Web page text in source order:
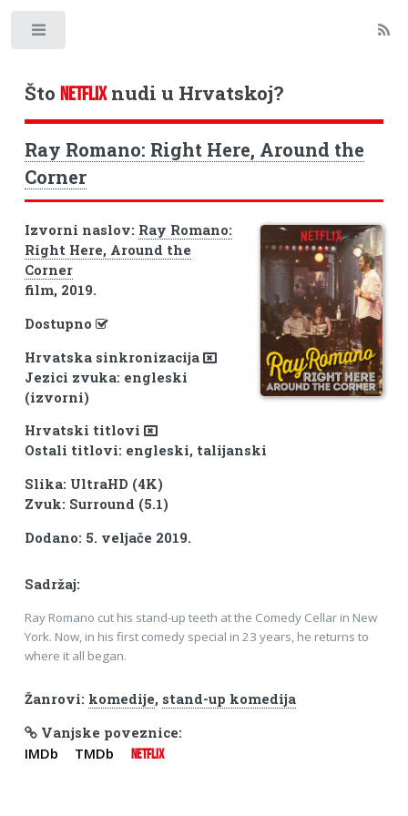
Što NETFLIXnudi u Hrvatskoj?
Ray Romano: Right Here, Around the
Corner
Izvorni naslov: Ray Romano:
Right Here, Around the
Corner
film, 2019.
Dostupno
Hrvatska sinkronizacija
Jezici zvuka: engleski
(izvorni)
Hrvatski titlovi
Ostali titlovi: engleski, talijanski
Slika: UltraHD (4K)
Zvuk: Surround (5.1)
Dodano: 5. veljače 2019.
Sadržaj:
Ray Romano cut his stand-up teeth at the Comedy Cellar in New
York. Now, in his first comedy special in 23 years, he returns to
where it all began.
Žanrovi: komedije, stand-up komedija
Vanjske poveznice:
IMDb TMDb NETFLIX